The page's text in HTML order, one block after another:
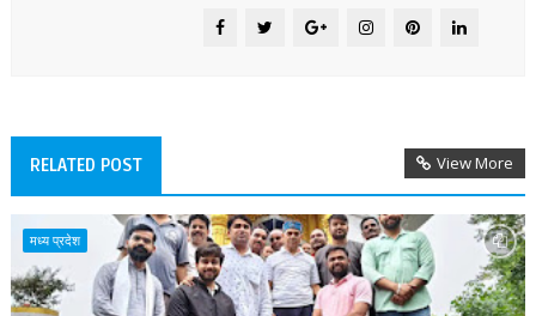
RELATED POST View More
मध्य प्रदेश